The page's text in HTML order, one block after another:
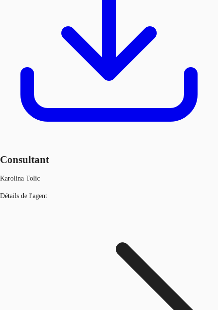
Consultant
Karolina Tolic
Détails de l'agent